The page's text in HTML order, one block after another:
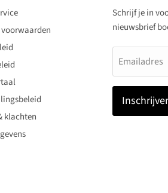
klachten
Schrijf je in
nieuwsbrief
Emailadres